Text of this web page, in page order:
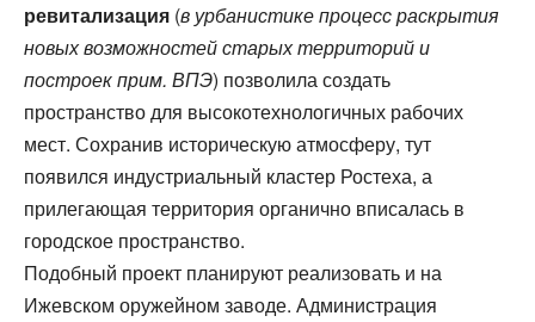
ревитализация (в урбанистике процесс раскрытия
новых возможностей старых территорий и
построек прим. ВПЭ) позволила создать
пространство для высокотехнологичных рабочих
мест. Сохранив историческую атмосферу, тут
появился индустриальный кластер Ростеха, а
прилегающая территория органично вписалась в
городское пространство.
Подобный проект планируют реализовать и на
Ижевском оружейном заводе. Администрация